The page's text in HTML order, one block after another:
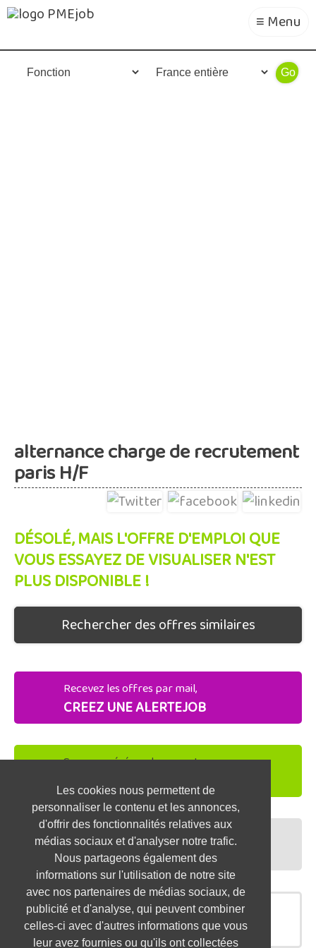
Les cookies nous permettent de
personnaliser le contenu et les annonces,
d'offrir des fonctionnalités relatives aux
médias sociaux et d'analyser notre trafic.
Nous partageons également des
informations sur l'utilisation de notre site
avec nos partenaires de médias sociaux, de
publicité et d'analyse, qui peuvent combiner
celles-ci avec d'autres informations que vous
leur avez fournies ou qu'ils ont collectées
≡ Menu
alternance charge de recrutement
paris H/F
DÉSOLÉ, MAIS L'OFFRE D'EMPLOI QUE
VOUS ESSAYEZ DE VISUALISER N'EST
PLUS DISPONIBLE !
Rechercher des offres similaires
Recevez les offres par mail,
CREEZ UNE ALERTEJOB
Soyez repéré par les recruteurs,
DEPOSEZ VOTRE CV
Préparez vos entretiens,
TESTEZ-VOUS
OFFRES SIMILAIRES